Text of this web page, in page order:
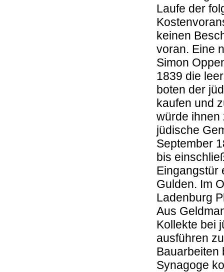
Laufe der
keinen
voran. Eine
Simon
1839 die
boten der
kaufen und
würde ihnen
jüdische
September
bis
Eingangstür
Gulden. Im
Ladenburg
Aus
Kollekte bei
ausführen
Bauarbeiten
Synagoge